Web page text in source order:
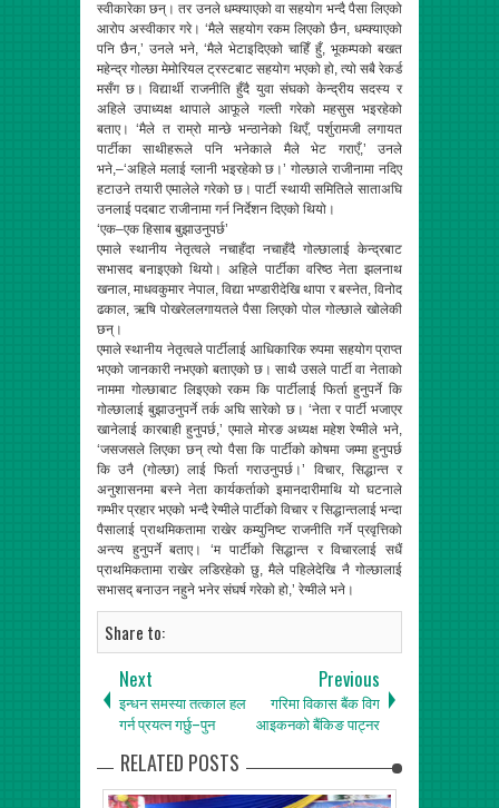
स्वीकारेका छन्। तर उनले धम्क्याएको वा सहयोग भन्दै पैसा लिएको
आरोप अस्वीकार गरे। ‘मैले सहयोग रकम लिएको छैन, धम्क्याएको
पनि छैन,’ उनले भने, ‘मैले भेटाइदिएको चाहिँ हुँ, भूकम्पको बखत
महेन्द्र गोल्छा मेमोरियल ट्रस्टबाट सहयोग भएको हो, त्यो सबै रेकर्ड
मसँग छ। विद्यार्थी राजनीति हुँदै युवा संघको केन्द्रीय सदस्य र
अहिले उपाध्यक्ष थापाले आफूले गल्ती गरेको महसुस भइरहेको
बताए। ‘मैले त राम्रो मान्छे भन्ठानेको थिएँ, पर्शुरामजी लगायत
पार्टीका साथीहरूले पनि भनेकाले मैले भेट गराएँ,’ उनले
भने,–‘अहिले मलाई ग्लानी भइरहेको छ।’ गोल्छाले राजीनामा नदिए
हटाउने तयारी एमालेले गरेको छ। पार्टी स्थायी समितिले साताअघि
उनलाई पदबाट राजीनामा गर्न निर्देशन दिएको थियो।
‘एक–एक हिसाब बुझाउनुपर्छ’
एमाले स्थानीय नेतृत्वले नचाहँदा नचाहँदै गोल्छालाई केन्द्रबाट
सभासद बनाइएको थियो। अहिले पार्टीका वरिष्ठ नेता झलनाथ
खनाल, माधवकुमार नेपाल, विद्या भण्डारीदेखि थापा र बस्नेत, विनोद
ढकाल, ऋषि पोखरेललगायतले पैसा लिएको पोल गोल्छाले खोलेकी
छन्।
एमाले स्थानीय नेतृत्वले पार्टीलाई आधिकारिक रुपमा सहयोग प्राप्त
भएको जानकारी नभएको बताएको छ। साथै उसले पार्टी वा नेताको
नाममा गोल्छाबाट लिइएको रकम कि पार्टीलाई फिर्ता हुनुपर्ने कि
गोल्छालाई बुझाउनुपर्ने तर्क अघि सारेको छ। ‘नेता र पार्टी भजाएर
खानेलाई कारबाही हुनुपर्छ,’ एमाले मोरङ अध्यक्ष महेश रेग्मीले भने,
‘जसजसले लिएका छन् त्यो पैसा कि पार्टीको कोषमा जम्मा हुनुपर्छ
कि उनै (गोल्छा) लाई फिर्ता गराउनुपर्छ।’ विचार, सिद्धान्त र
अनुशासनमा बस्ने नेता कार्यकर्ताको इमानदारीमाथि यो घटनाले
गम्भीर प्रहार भएको भन्दै रेग्मीले पार्टीको विचार र सिद्धान्तलाई भन्दा
पैसालाई प्राथमिकतामा राखेर कम्युनिष्ट राजनीति गर्ने प्रवृत्तिको
अन्त्य हुनुपर्ने बताए। ‘म पार्टीको सिद्धान्त र विचारलाई सधैं
प्राथमिकतामा राखेर लडिरहेको छु, मैले पहिलेदेखि नै गोल्छालाई
सभासद् बनाउन नहुने भनेर संघर्ष गरेको हो,’ रेग्मीले भने।
Share to:
Next
इन्धन समस्या तत्काल हल
गर्न प्रयत्न गर्छु–पुन
Previous
गरिमा विकास बैंक विग
आइकनको बैंकिङ पाट्नर
RELATED POSTS